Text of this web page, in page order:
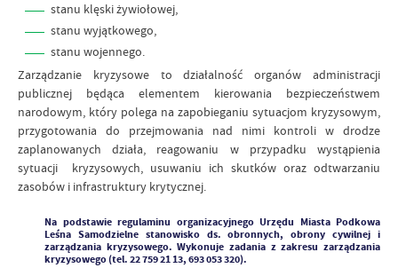
stanu klęski żywiołowej,
stanu wyjątkowego,
stanu wojennego.
Zarządzanie kryzysowe to działalność organów administracji
publicznej będąca elementem kierowania bezpieczeństwem
narodowym, który polega na zapobieganiu sytuacjom kryzysowym,
przygotowania do przejmowania nad nimi kontroli w drodze
zaplanowanych działa, reagowaniu w przypadku wystąpienia
sytuacji kryzysowych, usuwaniu ich skutków oraz odtwarzaniu
zasobów i infrastruktury krytycznej.
Na podstawie regulaminu organizacyjnego Urzędu Miasta Podkowa
Leśna Samodzielne stanowisko ds. obronnych, obrony cywilnej i
zarządzania kryzysowego. Wykonuje zadania z zakresu zarządzania
kryzysowego (tel. 22 759 21 13, 693 053 320).